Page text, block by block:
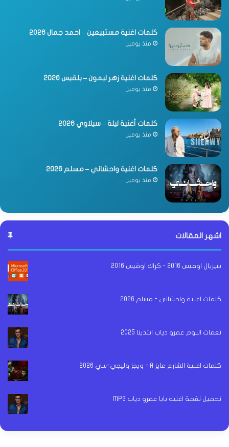
كلمات اغنية مستبيعين – احمد جمال 2026
منذ يومين
كلمات اغنية زهر ليمون – بلقيس 2026
منذ يومين
كلمات أغنية ليلة – سيلاوي 2026
منذ يومين
كلمات اغنية واحشاني – مسلم 2026
منذ يومين
اشهر المقالات
سيريال اوفيس 2016 - كراك اوفيس 2016
كلمات اغنية واحشاني - مسلم 2026
نغمات البوم عمرو دياب ابتدينا 2025
كلمات اغنية الشارع عايز A - ويجز وليجي-سي 2026
تحميل نغمة اغنية بابا عمرو دياب MP3